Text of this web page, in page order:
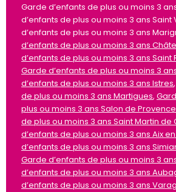
Garde d’enfants de plus ou moins 3
d’enfants de plus ou moins 3 ans Saint
d’enfants de plus ou moins 3 ans
d’enfants de plus ou moins 3 ans
d’enfants de plus ou moins 3 ans
Garde d’enfants de plus ou moins 3
d’enfants de plus ou moins 3 ans Istres,
de plus ou moins 3 ans Martigues,
plus ou moins 3 ans Salon de Provence
de plus ou moins 3 ans Saint Martin de
d’enfants de plus ou moins 3 ans Aix
d’enfants de plus ou moins 3 ans
Garde d’enfants de plus ou moins 3
d’enfants de plus ou moins 3 ans
d’enfants de plus ou moins 3 ans